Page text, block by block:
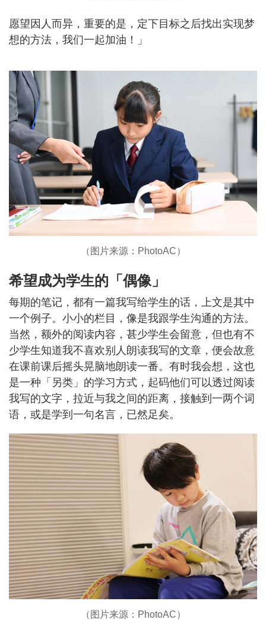
愿望因人而异，重要的是，定下目标之后找出实现梦
想的方法，我们一起加油！」
（图片来源：PhotoAC）
希望成为学生的「偶像」
每期的笔记，都有一篇我写给学生的话，上文是其中
一个例子。小小的栏目，像是我跟学生沟通的方法。
当然，额外的阅读内容，甚少学生会留意，但也有不
少学生知道我不喜欢别人朗读我写的文章，便会故意
在课前课后摇头晃脑地朗读一番。有时我会想，这也
是一种「另类」的学习方式，起码他们可以透过阅读
我写的文字，拉近与我之间的距离，接触到一两个词
语，或是学到一句名言，已然足矣。
（图片来源：PhotoAC）